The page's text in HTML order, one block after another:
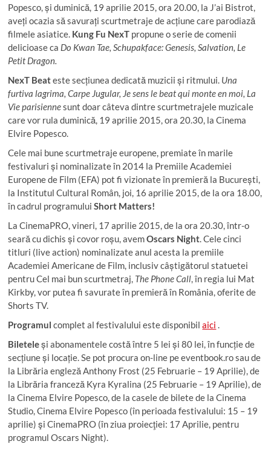
Popesco, și duminică, 19 aprilie 2015, ora 20.00, la J’ai Bistrot,
aveți ocazia să savurați scurtmetraje de acțiune care parodiază
filmele asiatice. Kung Fu NexT propune o serie de comenii
delicioase ca Do Kwan Tae, Schupakface: Genesis, Salvation, Le
Petit Dragon.
NexT Beateste secțiunea dedicată muzicii și ritmului. Una
furtiva lagrima, Carpe Jugular, Je sens le beat qui monte en moi, La
Vie parisiennesunt doar câteva dintre scurtmetrajele muzicale
care vor rula duminică, 19 aprilie 2015, ora 20.30, la Cinema
Elvire Popesco.
Cele mai bune scurtmetraje europene, premiate în marile
festivaluri și nominalizate în 2014 la Premiile Academiei
Europene de Film (EFA) pot fi vizionate în premieră la București,
la Institutul Cultural Român, joi, 16 aprilie 2015, de la ora 18.00,
în cadrul programului Short Matters!
La CinemaPRO, vineri, 17 aprilie 2015, de la ora 20.30, într-o
seară cu dichis și covor roșu, avemOscars Night. Cele cinci
titluri (live action) nominalizate anul acesta la premiile
Academiei Americane de Film, inclusiv câștigătorul statuetei
pentru Cel mai bun scurtmetraj, The Phone Call, în regia lui Mat
Kirkby, vor putea fi savurate în premieră în România, oferite de
Shorts TV.
Programul complet al festivalului este disponibilaici .
Bileteleși abonamentele costă între 5 lei și 80 lei, în funcție de
secțiune și locație. Se pot procura on-line pe eventbook.ro sau de
la Librăria engleză Anthony Frost (25 Februarie – 19 Aprilie), de
la Librăria franceză Kyra Kyralina (25 Februarie – 19 Aprilie), de
la Cinema Elvire Popesco, de la casele de bilete de la Cinema
Studio, Cinema Elvire Popesco (în perioada festivalului: 15 – 19
aprilie) şi CinemaPRO (în ziua proiecţiei: 17 Aprilie, pentru
programul Oscars Night).